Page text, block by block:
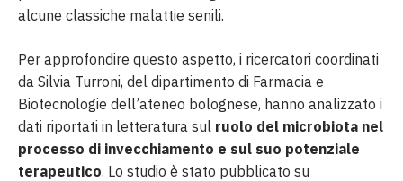
alcune classiche malattie senili.
Per approfondire questo aspetto, i ricercatori coordinati
da Silvia Turroni, del dipartimento di Farmacia e
Biotecnologie dell’ateneo bolognese, hanno analizzato i
dati riportati in letteratura sul ruolo del microbiota nel
processo di invecchiamento e sul suo potenziale
terapeutico. Lo studio è stato pubblicato su